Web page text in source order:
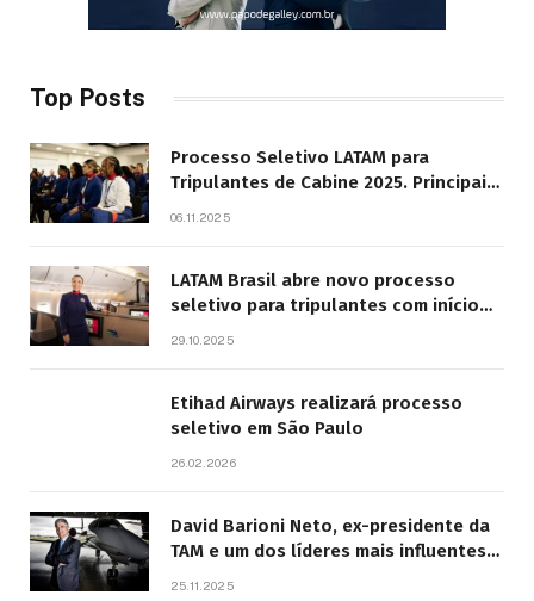
Top Posts
Processo Seletivo LATAM para
Tripulantes de Cabine 2025. Principais
06.11.2025
LATAM Brasil abre novo processo
seletivo para tripulantes com início
29.10.2025
Etihad Airways realizará processo
seletivo em São Paulo
26.02.2026
David Barioni Neto, ex-presidente da
TAM e um dos líderes mais influentes
25.11.2025